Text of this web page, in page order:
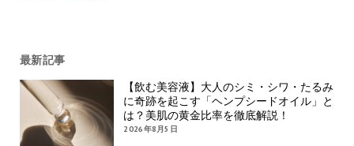
最新記事
【飲む美容液】大人のシミ・シワ・たるみ
に奇跡を起こす「ヘンプシードオイル」と
は？美肌の黄金比率を徹底解説！
2026年8月5日